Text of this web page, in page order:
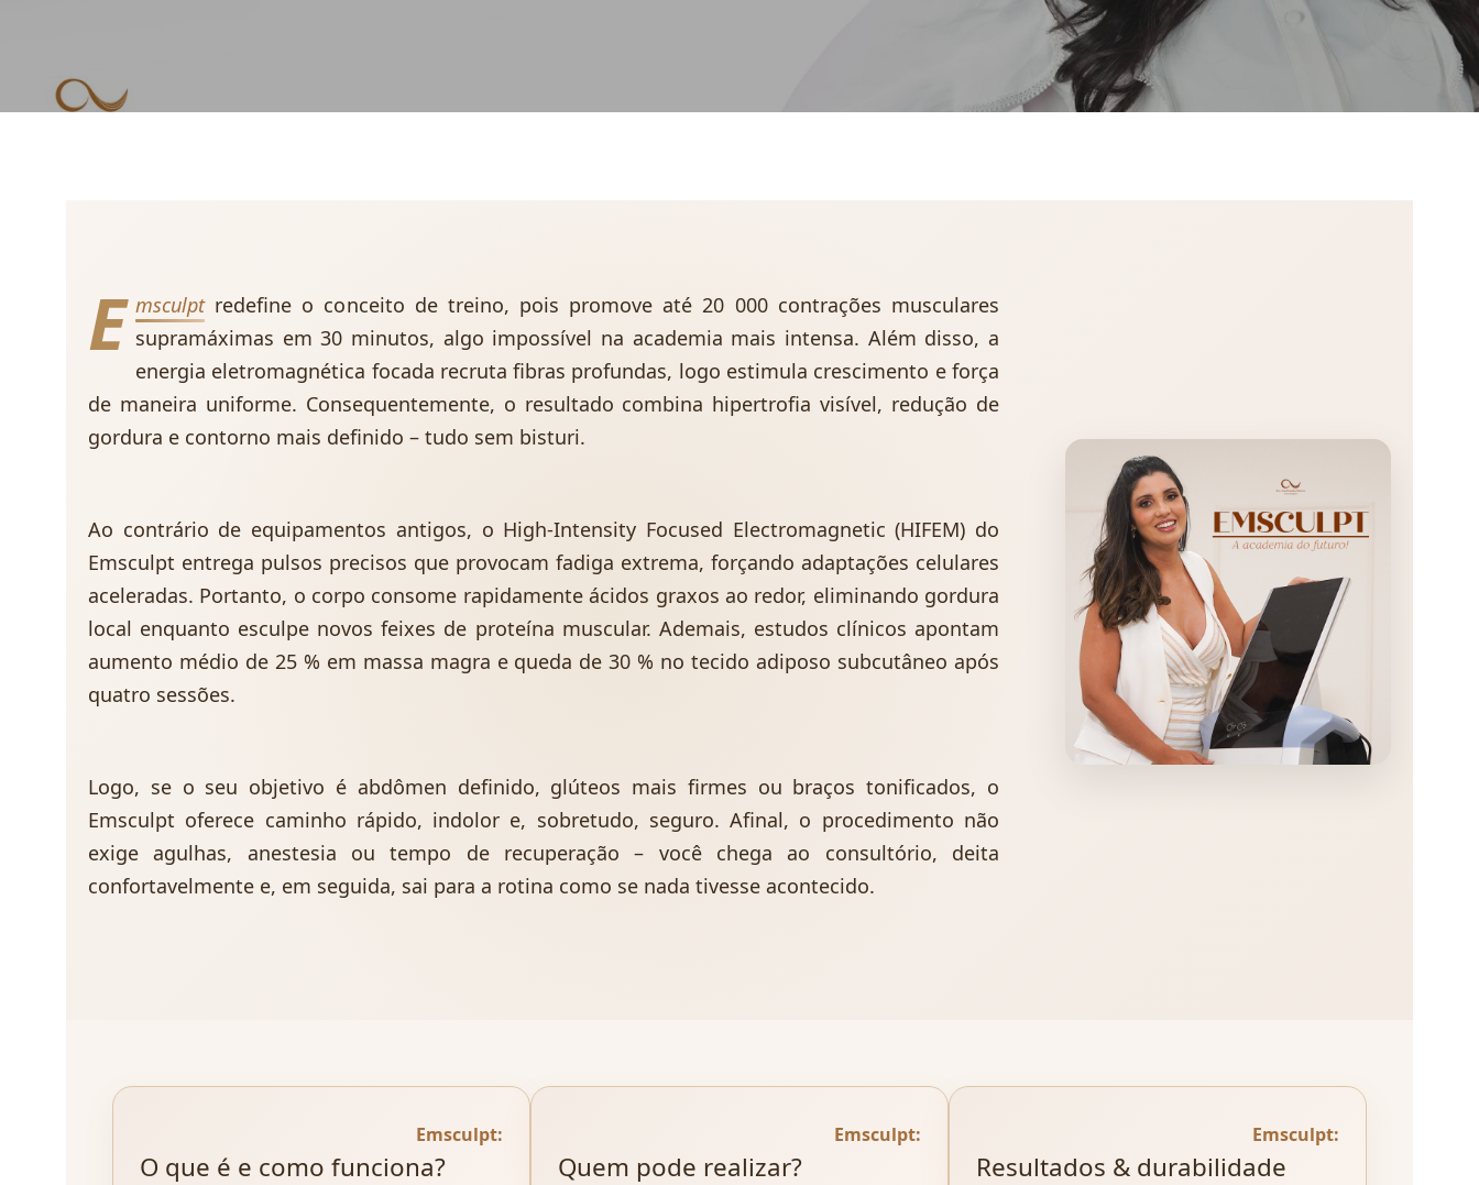
E msculptredefine o conceito de treino, pois promove até 20 000 contrações musculares
supramáximas em 30 minutos, algo impossível na academia mais intensa. Além disso, a
energia eletromagnética focada recruta fibras profundas, logo estimula crescimento e força
de maneira uniforme. Consequentemente, o resultado combina hipertrofia visível, redução de
gordura e contorno mais definido – tudo sem bisturi.
Ao contrário de equipamentos antigos, o High-Intensity Focused Electromagnetic (HIFEM) do
Emsculpt entrega pulsos precisos que provocam fadiga extrema, forçando adaptações celulares
aceleradas. Portanto, o corpo consome rapidamente ácidos graxos ao redor, eliminando gordura
local enquanto esculpe novos feixes de proteína muscular. Ademais, estudos clínicos apontam
aumento médio de 25 % em massa magra e queda de 30 % no tecido adiposo subcutâneo após
quatro sessões.
Logo, se o seu objetivo é abdômen definido, glúteos mais firmes ou braços tonificados, o
Emsculpt oferece caminho rápido, indolor e, sobretudo, seguro. Afinal, o procedimento não
exige agulhas, anestesia ou tempo de recuperação – você chega ao consultório, deita
confortavelmente e, em seguida, sai para a rotina como se nada tivesse acontecido.
Emsculpt:
O que é e como funciona?
Emsculpt:
Quem pode realizar?
Emsculpt:
Resultados & durabilidade